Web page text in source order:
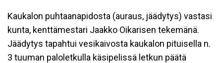
Kaukalon puhtaanapidosta (auraus, jäädytys) vastasi
kunta, kenttämestari Jaakko Oikarisen tekemänä.
Jäädytys tapahtui vesikaivosta kaukalon pituisella n.
3 tuuman paloletkulla käsipelissä letkun päätä